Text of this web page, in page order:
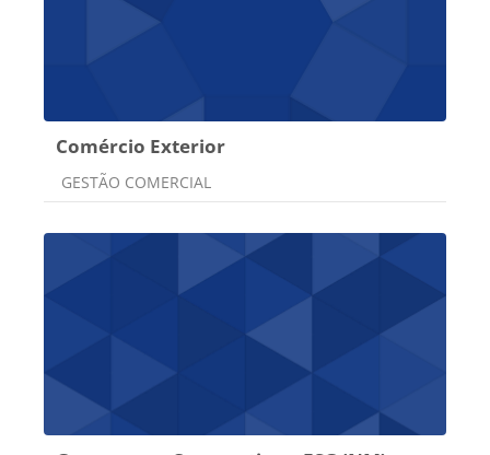
Comércio Exterior
Categoria do curso
GESTÃO COMERCIAL